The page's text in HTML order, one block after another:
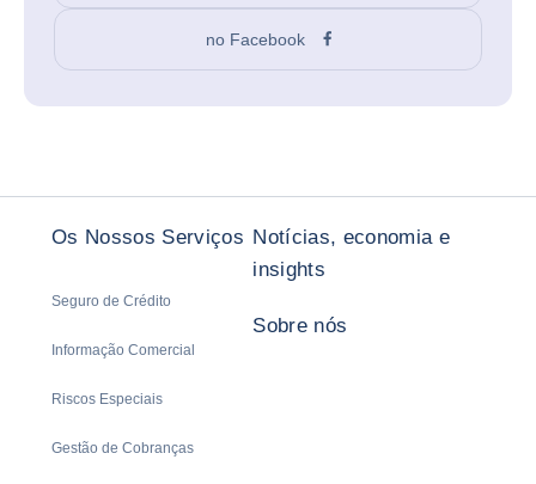
no Facebook
Os Nossos Serviços
Seguro de Crédito
Informação Comercial
Riscos Especiais
Gestão de Cobranças
Notícias, economia e
insights
Sobre nós